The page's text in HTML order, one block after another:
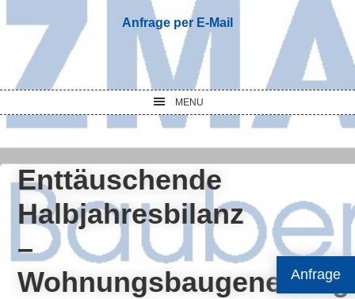
Anfrage
Anfrage per E-Mail
MENU
Enttäuschende
Halbjahresbilanz
–